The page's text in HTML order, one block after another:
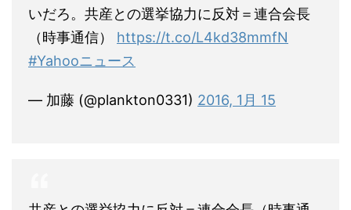
いだろ。共産との選挙協力に反対＝連合会長
（時事通信） https://t.co/L4kd38mmfN
#Yahooニュース
— 加藤 (@plankton0331) 2016, 1月 15